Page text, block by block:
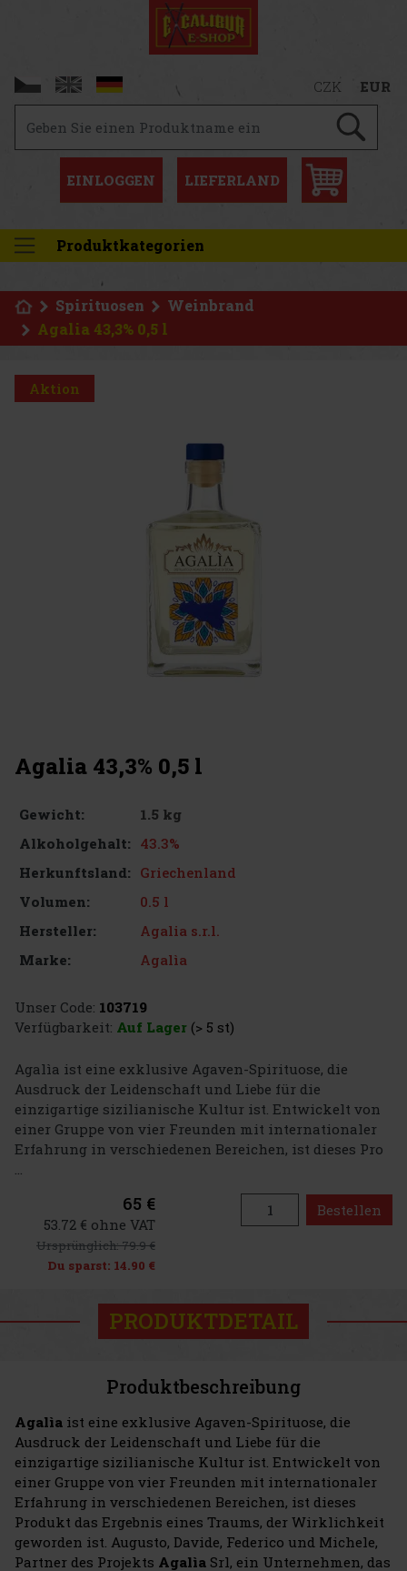
CZK EUR
EINLOGGEN LIEFERLAND
Produktkategorien
Spirituosen
Weinbrand
Agalia 43,3% 0,5 l
Agalia 43,3% 0,5 l
Gewicht:
1.5 kg
Alkoholgehalt: 43.3%
Herkunftsland: Griechenland
Volumen:
0.5 l
Hersteller:
Agalia s.r.l.
Marke:
Agalìa
Unser Code: 103719
Verfügbarkeit: Auf Lager (> 5 st)
Agalìa ist eine exklusive Agaven-Spirituose, die
Ausdruck der Leidenschaft und Liebe für die
einzigartige sizilianische Kultur ist. Entwickelt von
einer Gruppe von vier Freunden mit internationaler
Erfahrung in verschiedenen Bereichen, ist dieses Pro
65 €
53.72 € ohne VAT
Ursprünglich:79.9 €
Du sparst: 14.90 €
Bestellen
Aktion
PRODUKTDETAIL
Produktbeschreibung
Agalìa ist eine exklusive Agaven-Spirituose, die
Ausdruck der Leidenschaft und Liebe für die
einzigartige sizilianische Kultur ist. Entwickelt von
einer Gruppe von vier Freunden mit internationaler
Erfahrung in verschiedenen Bereichen, ist dieses
Produkt das Ergebnis eines Traums, der Wirklichkeit
geworden ist. Augusto, Davide, Federico und Michele,
Partner des Projekts Agalìa Srl, ein Unternehmen, das